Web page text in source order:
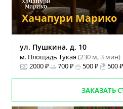
Хачапури Марико
ул. Пушкина, д. 10
м. Площадь Тукая(230 м, 3 мин)
2000 ₽
700 ₽ 500 ₽ 500 ₽
ЗАКАЗАТЬ